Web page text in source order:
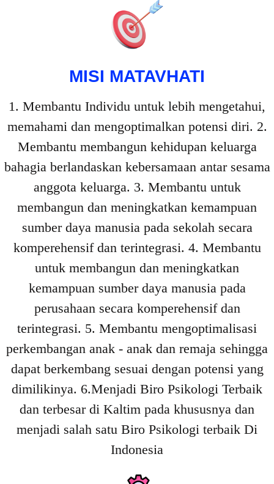
MISI MATAVHATI
1. Membantu Individu untuk lebih mengetahui,
memahami dan mengoptimalkan potensi diri. 2.
Membantu membangun kehidupan keluarga
bahagia berlandaskan kebersamaan antar sesama
anggota keluarga. 3. Membantu untuk
membangun dan meningkatkan kemampuan
sumber daya manusia pada sekolah secara
komperehensif dan terintegrasi. 4. Membantu
untuk membangun dan meningkatkan
kemampuan sumber daya manusia pada
perusahaan secara komperehensif dan
terintegrasi. 5. Membantu mengoptimalisasi
perkembangan anak - anak dan remaja sehingga
dapat berkembang sesuai dengan potensi yang
dimilikinya. 6.Menjadi Biro Psikologi Terbaik
dan terbesar di Kaltim pada khususnya dan
menjadi salah satu Biro Psikologi terbaik Di
Indonesia